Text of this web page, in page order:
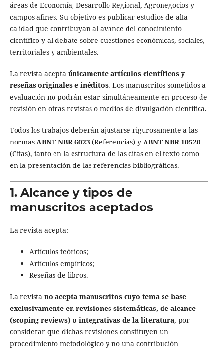
áreas de Economía, Desarrollo Regional, Agronegocios y
campos afines. Su objetivo es publicar estudios de alta
calidad que contribuyan al avance del conocimiento
científico y al debate sobre cuestiones económicas, sociales,
territoriales y ambientales.
La revista acepta únicamente artículos científicos y
reseñas originales e inéditos. Los manuscritos sometidos a
evaluación no podrán estar simultáneamente en proceso de
revisión en otras revistas o medios de divulgación científica.
Todos los trabajos deberán ajustarse rigurosamente a las
normas ABNT NBR 6023(Referencias) y ABNT NBR 10520
(Citas), tanto en la estructura de las citas en el texto como
en la presentación de las referencias bibliográficas.
1. Alcance y tipos de
manuscritos aceptados
La revista acepta:
Artículos teóricos;
Artículos empíricos;
Reseñas de libros.
La revista no acepta manuscritos cuyo tema se base
exclusivamente en revisiones sistemáticas, de alcance
(scoping reviews) o integrativas de la literatura, por
considerar que dichas revisiones constituyen un
procedimiento metodológico y no una contribución